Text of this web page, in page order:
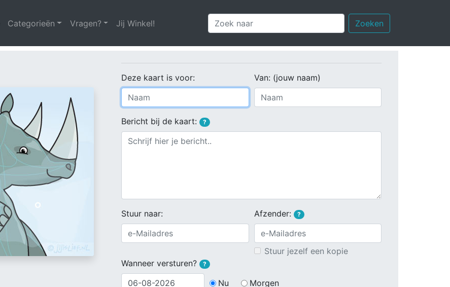
(huidige)
Categorieën Vragen? Jij Winkel! Zoeken
Deze kaart is voor: Van: (jouw naam)
Bericht bij de kaart: ?
Stuur naar: Afzender: ?
Stuur jezelf een kopie
Wanneer versturen?
?
Nu Morgen